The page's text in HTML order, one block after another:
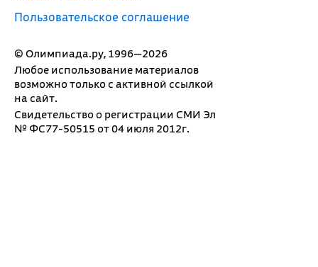
© Олимпиада.ру, 1996—2026
Любое использование материалов
возможно только с активной ссылкой
на сайт.
Свидетельство о регистрации СМИ Эл
№ ФС77-50515 от 04 июля 2012г.
Пользовательское соглашение